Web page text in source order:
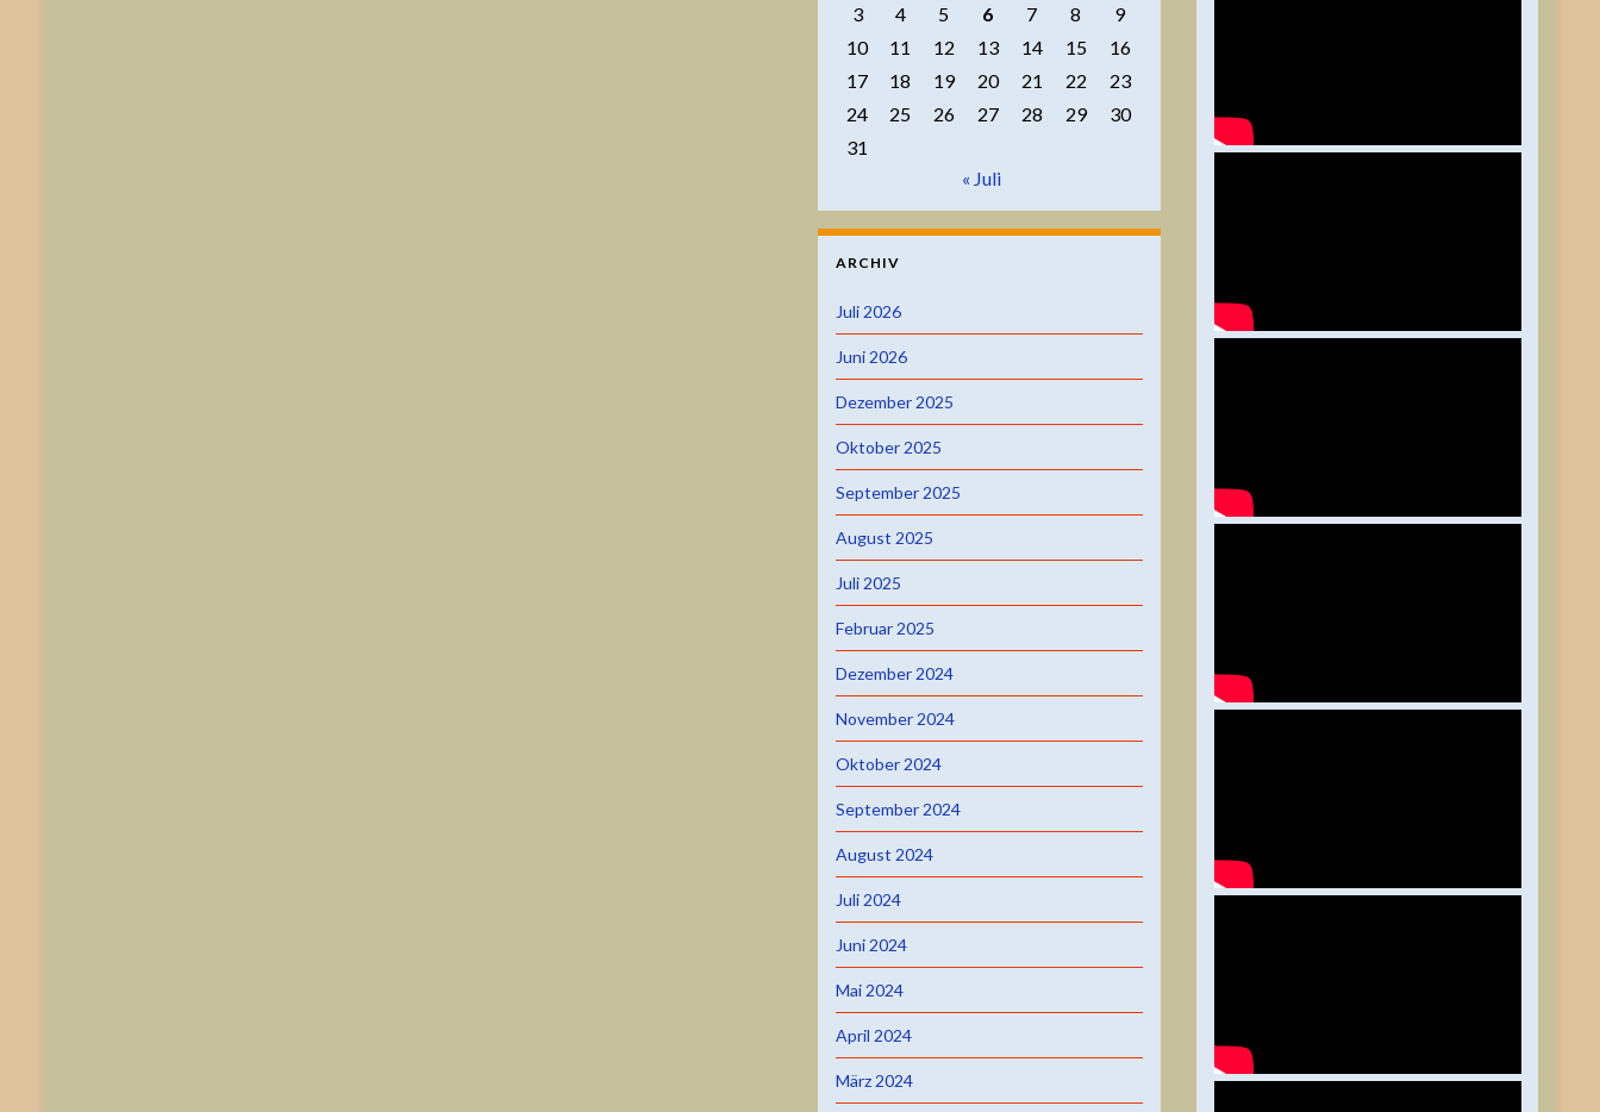
3
4 5 6 7 8
9
10
11 12 13 14 15
16
17
18 19 20 21 22
23
24
25 26 27 28 29
30
31
« Juli
ARCHIV
Juli 2026
Juni 2026
Dezember 2025
Oktober 2025
September 2025
August 2025
Juli 2025
Februar 2025
Dezember 2024
November 2024
Oktober 2024
September 2024
August 2024
Juli 2024
Juni 2024
Mai 2024
April 2024
März 2024